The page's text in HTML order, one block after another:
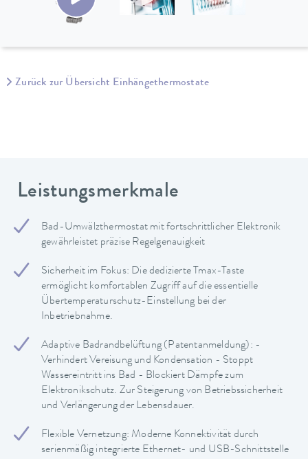
Zurück zur Übersicht Einhängethermostate
Leistungsmerkmale
Bad-Umwälzthermostat mit fortschrittlicher Elektronik
gewährleistet präzise Regelgenauigkeit
Sicherheit im Fokus: Die dedizierte Tmax-Taste
ermöglicht komfortablen Zugriff auf die essentielle
Übertemperaturschutz-Einstellung bei der
Inbetriebnahme.
Adaptive Badrandbelüftung (Patentanmeldung): -
Verhindert Vereisung und Kondensation - Stoppt
Wassereintritt ins Bad - Blockiert Dämpfe zum
Elektronikschutz. Zur Steigerung von Betriebssicherheit
und Verlängerung der Lebensdauer.
Flexible Vernetzung: Moderne Konnektivität durch
serienmäßig integrierte Ethernet- und USB-Schnittstelle